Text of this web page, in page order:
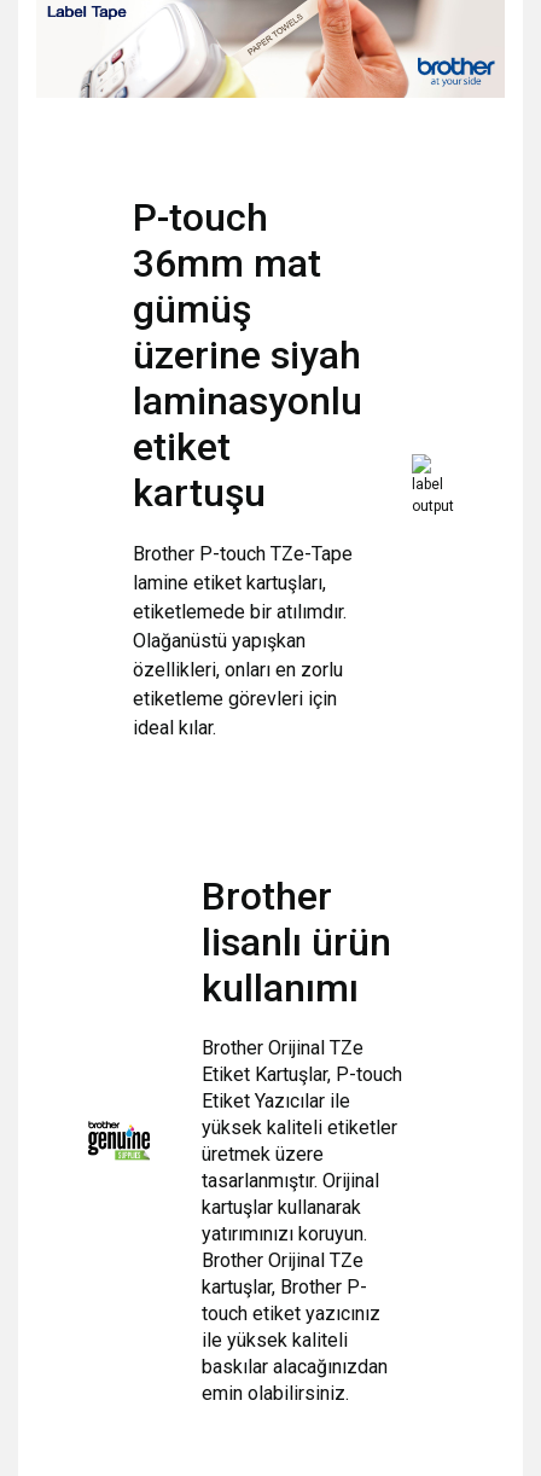
P-touch
36mm mat
gümüş
üzerine siyah
laminasyonlu
etiket
kartuşu
Brother P-touch TZe-Tape
lamine etiket kartuşları,
etiketlemede bir atılımdır.
Olağanüstü yapışkan
özellikleri, onları en zorlu
etiketleme görevleri için
ideal kılar.
Brother
lisanlı ürün
kullanımı
Brother Orijinal TZe
Etiket Kartuşlar, P-touch
Etiket Yazıcılar ile
yüksek kaliteli etiketler
üretmek üzere
tasarlanmıştır. Orijinal
kartuşlar kullanarak
yatırımınızı koruyun.
Brother Orijinal TZe
kartuşlar, Brother P-
touch etiket yazıcınız
ile yüksek kaliteli
baskılar alacağınızdan
emin olabilirsiniz.